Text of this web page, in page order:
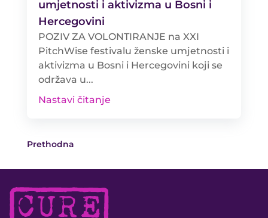
umjetnosti i aktivizma u Bosni i
Hercegovini
POZIV ZA VOLONTIRANJE na XXI
PitchWise festivalu ženske umjetnosti i
aktivizma u Bosni i Hercegovini koji se
održava u...
Nastavi čitanje
Prethodna